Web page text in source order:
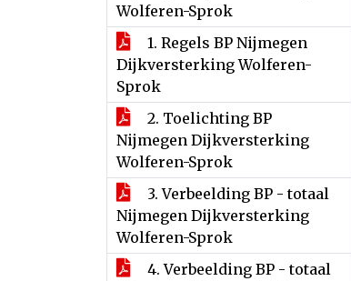
Wolferen-Sprok
1. Regels BP Nijmegen
Dijkversterking Wolferen-
Sprok
2. Toelichting BP
Nijmegen Dijkversterking
Wolferen-Sprok
3. Verbeelding BP - totaal
Nijmegen Dijkversterking
Wolferen-Sprok
4. Verbeelding BP - totaal